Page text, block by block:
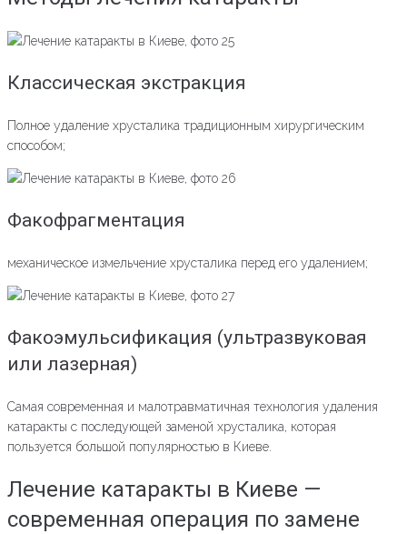
Классическая экстракция
Полное удаление хрусталика традиционным хирургическим
способом;
Факофрагментация
механическое измельчение хрусталика перед его удалением;
Факоэмульсификация (ультразвуковая
или лазерная)
Самая современная и малотравматичная технология удаления
катаракты с последующей заменой хрусталика, которая
пользуется большой популярностью в Киеве.
Лечение катаракты в Киеве —
современная операция по замене